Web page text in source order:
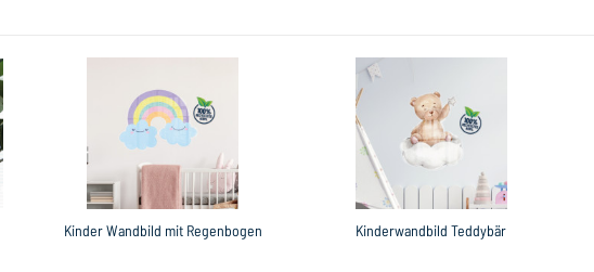
Kinder Wandbild mit Regenbogen Kinderwandbild Teddybär